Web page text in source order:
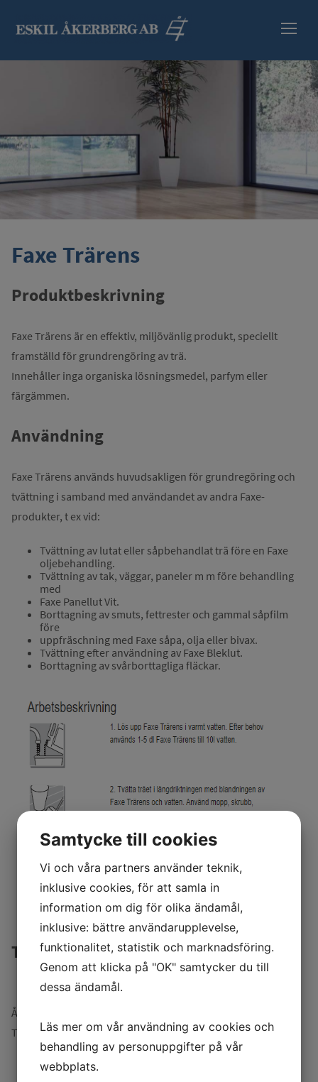
HEM
SORTIMENT
SÄKERHETSBLAD
Faxe Trärens
Produktbeskrivning
Faxe Trärens är en effektiv, miljövänlig produkt, speciellt
framställd för grundrengöring av trä.
Innehåller inga organiska lösningsmedel, parfym eller
färgämmen.
Användning
Faxe Trärens används huvudsakligen för grundregöring och
tvättning i samband med användandet av andra Faxe-
produkter, t ex vid:
Tvättning av lutat eller såpbehandlat trä före en Faxe
oljebehandling.
Tvättning av tak, väggar, paneler m m före behandling
med
Faxe Panellut Vit.
Borttagning av smuts, fettrester och gammal såpfilm
före
uppfräschning med Faxe såpa, olja eller bivax.
Tvättning efter användning av Faxe Bleklut.
Borttagning av svårborttagliga fläckar.
Tekniska data
Åtgång: Ca. 100 m²/l
Torktid: 4-8 timmar vid 20°C
Samtycke till cookies
Vi och våra partners använder teknik,
inklusive cookies, för att samla in
information om dig för olika ändamål,
inklusive: bättre användarupplevelse,
funktionalitet, statistik och marknadsföring.
Genom att klicka på "OK" samtycker du till
dessa ändamål.
Läs mer om vår användning av cookies och
behandling av personuppgifter på vår
webbplats.